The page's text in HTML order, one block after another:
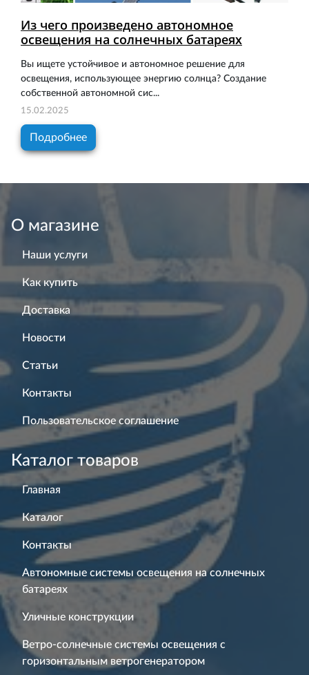
Из чего произведено автономное
освещения на солнечных батареях
Вы ищете устойчивое и автономное решение для
освещения, использующее энергию солнца? Создание
собственной автономной сис...
15.02.2025
Подробнее
О магазине
Наши услуги
Как купить
Доставка
Новости
Статьи
Контакты
Пользовательское соглашение
Каталог товаров
Главная
Каталог
Контакты
Автономные системы освещения на солнечных
батареях
Уличные конструкции
Ветро-солнечные системы освещения с
горизонтальным ветрогенератором